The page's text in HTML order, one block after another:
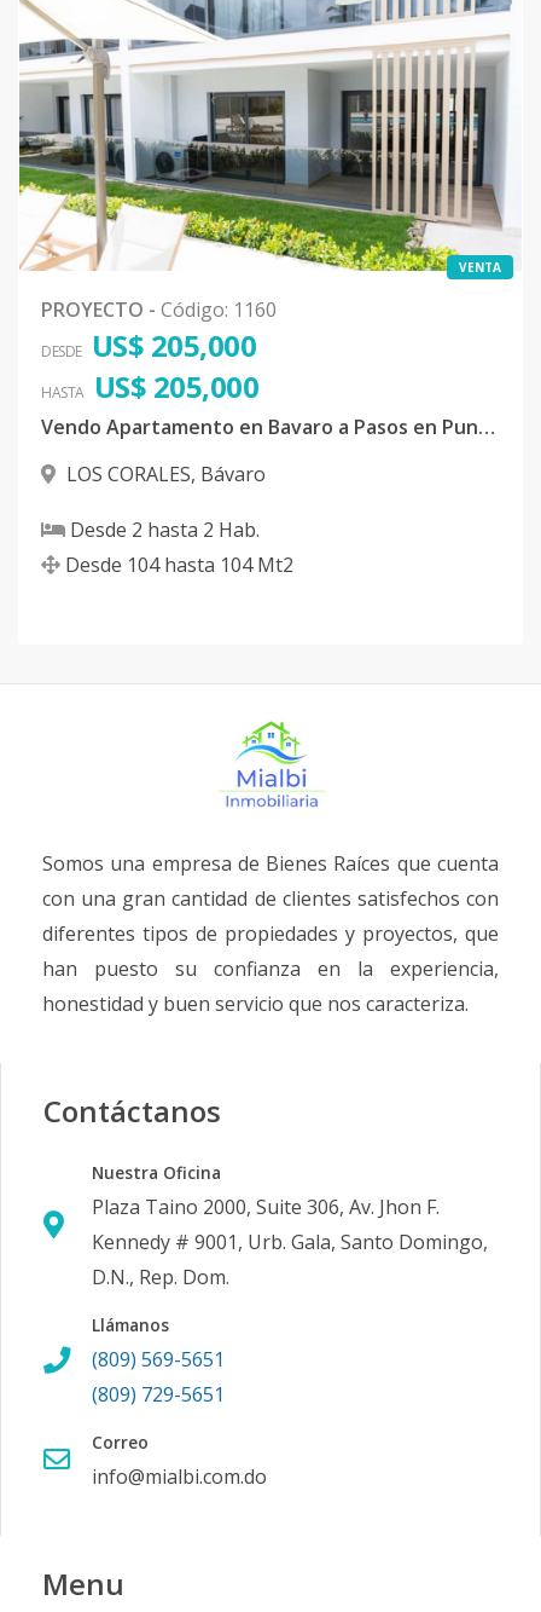
VENTA
PROYECTO - Código: 1160
DESDE US$ 205,000
HASTA US$ 205,000
Vendo Apartamento en Bavaro a Pasos en Punta Cana
LOS CORALES, Bávaro
Desde 2 hasta 2 Hab.
Desde 104 hasta 104 Mt2
Somos una empresa de Bienes Raíces que cuenta
con una gran cantidad de clientes satisfechos con
diferentes tipos de propiedades y proyectos, que
han puesto su confianza en la experiencia,
honestidad y buen servicio que nos caracteriza.
Contáctanos
Nuestra Oficina
Plaza Taino 2000, Suite 306, Av. Jhon F.
Kennedy # 9001, Urb. Gala, Santo Domingo,
D.N., Rep. Dom.
Llámanos
(809) 569-5651
(809) 729-5651
Correo
info@mialbi.com.do
Menu